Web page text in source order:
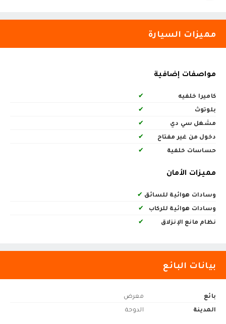
مميزات السيارة
مواصفات إضافية
كاميرا خلفيه
✔
بلوتوث
✔
مشغل سي دي
✔
دخول من غير مفتاح
✔
حساسات خلفية
✔
مميزات الأمان
وسادات هوائية للسائق ✔
وسادات هوائية للركاب
✔
نظام مانع الإنزلاق
✔
بيانات البائع
بائع
معرض
المدينة
الدوحة